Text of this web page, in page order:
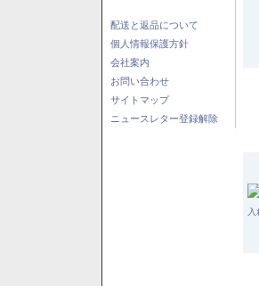
配送と返品について
個人情報保護方針
会社案内
お問い合わせ
サイトマップ
ニュースレター登録解除